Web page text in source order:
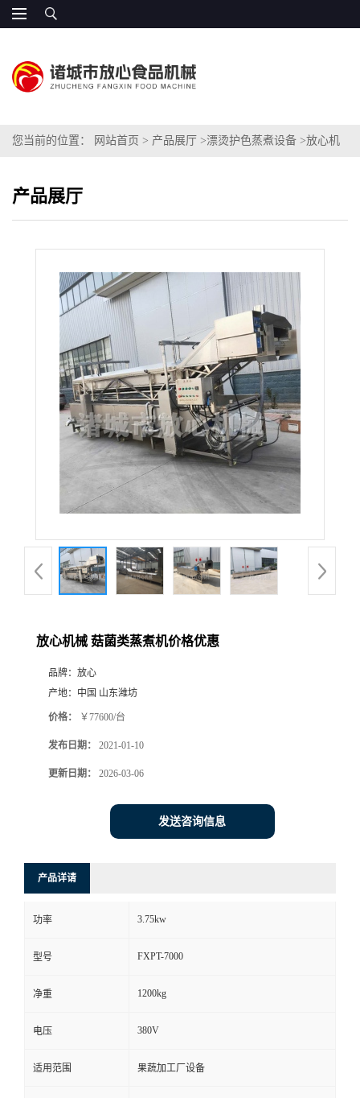
您当前的位置： 网站首页 > 产品展厅 >漂烫护色蒸煮设备 >放心机
产品展厅
放心机械 菇菌类蒸煮机价格优惠
品牌： 放心
产地： 中国 山东潍坊
价格： ￥77600/台
发布日期： 2021-01-10
更新日期： 2026-03-06
发送咨询信息
产品详请
功率 3.75kw
型号 FXPT-7000
净重 1200kg
电压 380V
适用范围 果蔬加工厂设备